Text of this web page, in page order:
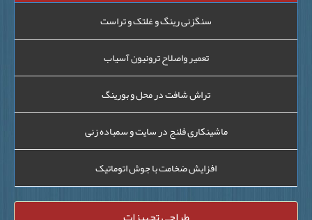
سنگزنی رینگ و غلتک و تراست
تعمیر واصلاح ترونیون آسیاب
تراش شافت در محل و بورینگ
ماشینکاری فلنج در سایت و سمباده زنی
افزایش ضخامت با جوش اتوماتیک